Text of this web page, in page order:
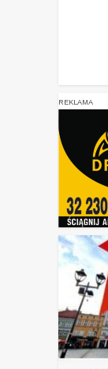
REKLAMA